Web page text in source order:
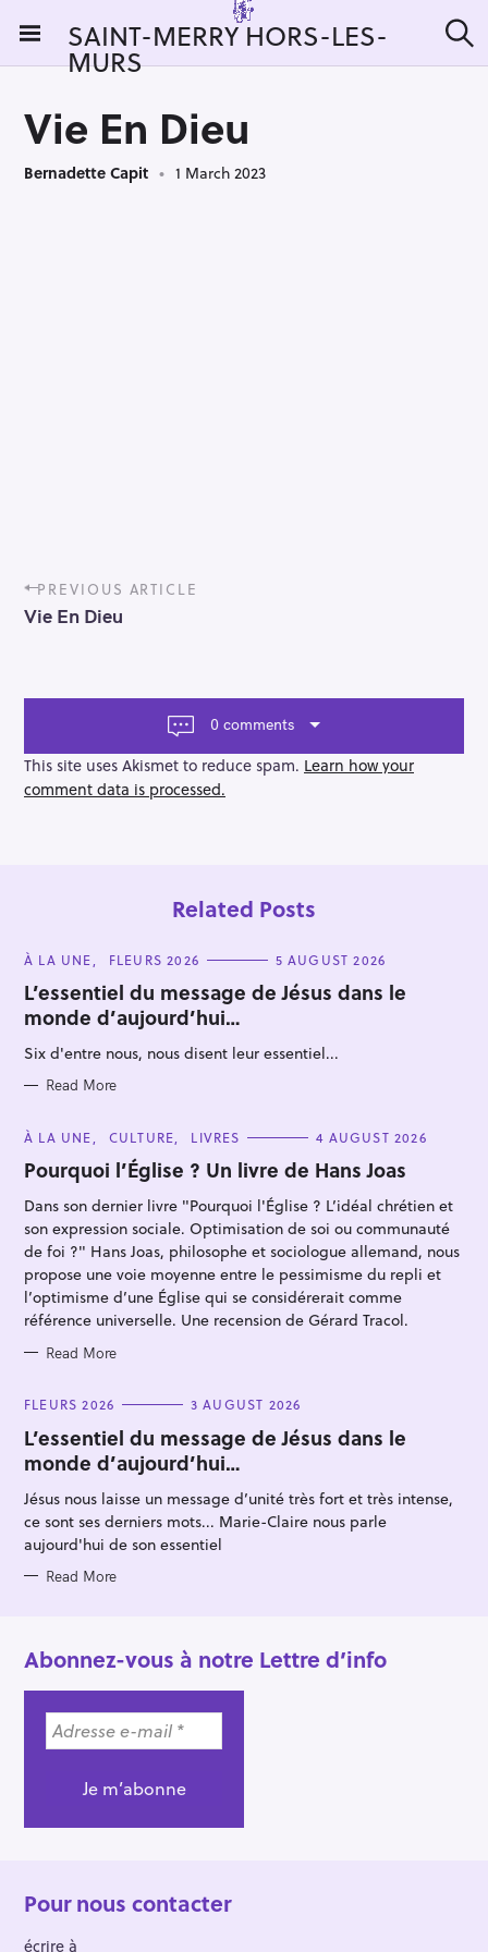
i
SAINT-MERRY HORS-LES-
MURS e
Vie En Dieu
Bernadette Capit 1 March 2023
P
o
s
a
g
a
t
PREVIOUS ARTICLE
Vie En Dieu
0 comments
This site uses Akismet to reduce spam. Learn how your
comment data is processed.
Related Posts
C
T
E
G
O
R
I
S
À LA UNE FLEURS 2026 5 AUGUST 2026
L’essentiel du message de Jésus dans le
monde d’aujourd’hui…
Six d'entre nous, nous disent leur essentiel...
Read More
C
T
E
O
I
E
S
À LA UNE CULTURE LIVRES 4 AUGUST 2026
Pourquoi l’Église ? Un livre de Hans Joas
Dans son dernier livre "Pourquoi l'Église ? L’idéal chrétien et
son expression sociale. Optimisation de soi ou communauté
de foi ?" Hans Joas, philosophe et sociologue allemand, nous
propose une voie moyenne entre le pessimisme du repli et
l’optimisme d’une Église qui se considérerait comme
référence universelle. Une recension de Gérard Tracol.
Read More
C
T
E
G
O
I
E
S
FLEURS 2026 3 AUGUST 2026
L’essentiel du message de Jésus dans le
monde d’aujourd’hui…
Jésus nous laisse un message d’unité très fort et très intense,
ce sont ses derniers mots... Marie-Claire nous parle
aujourd'hui de son essentiel
Read More
Abonnez-vous à notre Lettre d’info
Pour nous contacter
écrire à
S
e
a
r
c
h
f
o
r